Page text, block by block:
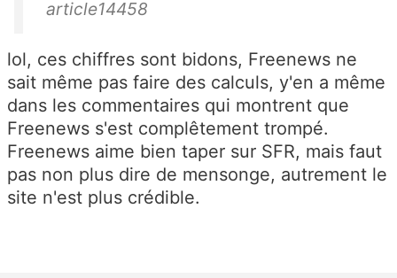
article14458
lol, ces chiffres sont bidons, Freenews ne
sait même pas faire des calculs, y'en a même
dans les commentaires qui montrent que
Freenews s'est complêtement trompé.
Freenews aime bien taper sur SFR, mais faut
pas non plus dire de mensonge, autrement le
site n'est plus crédible.